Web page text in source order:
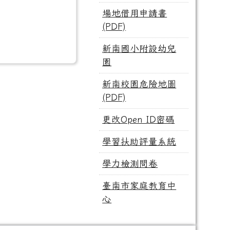
場地借用申請書
(PDF)
新南國小附設幼兒
園
新南校園危險地圖
(PDF)
更改Open ID密碼
學習扶助評量系統
學力檢測問卷
臺南市家庭教育中
心